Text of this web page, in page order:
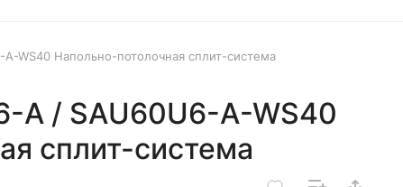
WS40 Напольно-потолочная сплит-система
A / SAU60U6-A-WS40
сплит-система